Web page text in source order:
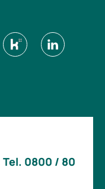
Tel. 0800 / 80